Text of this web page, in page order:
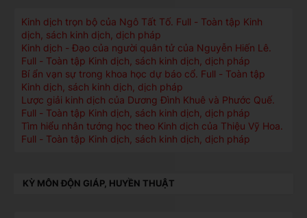
Kinh dịch trọn bộ của Ngô Tất Tố. Full - Toàn tập Kinh
dịch, sách kinh dịch, dịch pháp
Kinh dịch - Đạo của người quân tử của Nguyễn Hiến Lê.
Full - Toàn tập Kinh dịch, sách kinh dịch, dịch pháp
Bí ẩn vạn sự trong khoa học dự báo cổ. Full - Toàn tập
Kinh dịch, sách kinh dịch, dịch pháp
Lược giải kinh dịch của Dương Đình Khuê và Phước Quế.
Full - Toàn tập Kinh dịch, sách kinh dịch, dịch pháp
Tìm hiểu nhân tướng học theo Kinh dịch của Thiệu Vỹ Hoa.
Full - Toàn tập Kinh dịch, sách kinh dịch, dịch pháp
KỲ MÔN ĐỘN GIÁP, HUYỀN THUẬT